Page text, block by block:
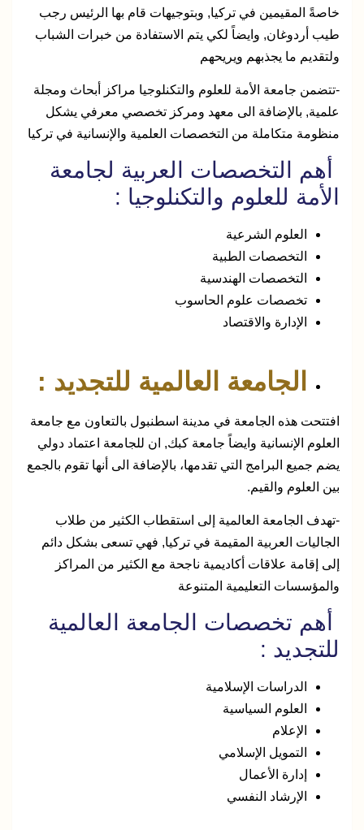
خاصةً المقيمين في تركيا, وبتوجيهات قام بها الرئيس رجب
طيب أردوغان, وايضاً لكي يتم الاستفادة من خبرات الشباب
ولتقديم ما يجذبهم ويريحهم
-تتضمن جامعة الأمة للعلوم والتكنلوجيا مراكز أبحاث ومجلة
علمية, بالإضافة الى معهد ومركز تخصصي معرفي يشكل
منظومة متكاملة من التخصصات العلمية والإنسانية في تركيا
أهم التخصصات العربية لجامعة
الأمة للعلوم والتكنلوجيا :
العلوم الشرعية
التخصصات الطبية
التخصصات الهندسية
تخصصات علوم الحاسوب
الإدارة والاقتصاد
الجامعة العالمية للتجديد :
افتتحت هذه الجامعة في مدينة اسطنبول بالتعاون مع جامعة
العلوم الإنسانية وايضاً جامعة كبك, ان للجامعة اعتماد دولي
يضم جميع البرامج التي تقدمها، بالإضافة الى أنها تقوم بالجمع
بين العلوم والقيم.
-تهدف الجامعة العالمية إلى استقطاب الكثير من طلاب
الجاليات العربية المقيمة في تركيا, فهي تسعى بشكل دائم
إلى إقامة علاقات أكاديمية ناجحة مع الكثير من المراكز
والمؤسسات التعليمية المتنوعة
أهم تخصصات الجامعة العالمية
للتجديد :
الدراسات الإسلامية
العلوم السياسية
الإعلام
التمويل الإسلامي
إدارة الأعمال
الإرشاد النفسي